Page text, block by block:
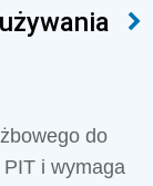
do
i wymaga